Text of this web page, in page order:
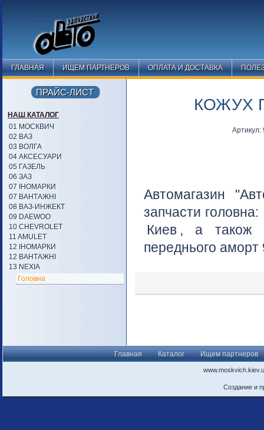
ГЛАВНАЯ ИЩЕМ ПАРТНЕРОВ ОПЛАТА И ДОСТАВКА
КОЖУХ
Автомагазин
запчасти головна:
Киев , а також
переднього аморт
ПРАЙС-ЛИСТ
НАШ КАТАЛОГ
01 МОСКВИЧ
02 ВАЗ
03 ВОЛГА
04 АКСЕСУАРИ
05 ГАЗЕЛЬ
06 ЗАЗ
07 ІНОМАРКИ
07 ВАНТАЖНІ
08 ВАЗ-ИНЖЕКТ
09 DAEWOO
10 CHEVROLET
11 AMULET
12 ІНОМАРКИ
12 ВАНТАЖНІ
13 NEXIA
Головна
Главная Каталог Ищем партнеров
Создание и